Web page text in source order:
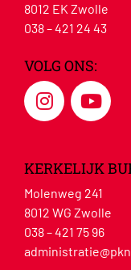
8012 EK Zwolle
038 – 421 24 43
VOLG ONS:
KERKELIJK
Molenweg 241
8012 WG Zwolle
038 – 421 75 96